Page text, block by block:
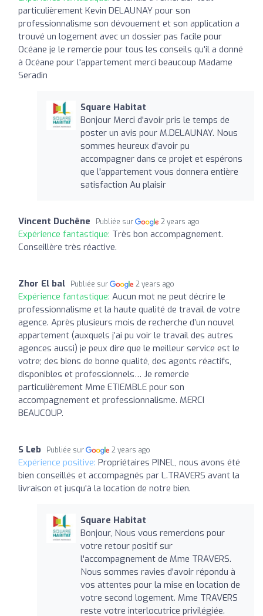
particulièrement Kevin DELAUNAY pour son
professionnalisme son dévouement et son application a
trouvé un logement avec un dossier pas facile pour
Océane je le remercie pour tous les conseils qu'il a donné
à Océane pour l'appartement merci beaucoup Madame
Seradin
Square Habitat
Bonjour Merci d'avoir pris le temps de
poster un avis pour M.DELAUNAY. Nous
sommes heureux d'avoir pu
accompagner dans ce projet et espérons
que l'appartement vous donnera entière
satisfaction Au plaisir
Vincent Duchêne Publiée sur 2 years ago
Expérience fantastique: Très bon accompagnement.
Conseillère très réactive.
Zhor El bal Publiée sur 2 years ago
Expérience fantastique: Aucun mot ne peut décrire le
professionnalisme et la haute qualité de travail de votre
agence. Après plusieurs mois de recherche d’un nouvel
appartement (auxquels j’ai pu voir le travail des autres
agences aussi) je peux dire que le meilleur service est le
votre; des biens de bonne qualité, des agents réactifs,
disponibles et professionnels… Je remercie
particulièrement Mme ETIEMBLE pour son
accompagnement et professionnalisme. MERCI
BEAUCOUP.
S Leb Publiée sur 2 years ago
Expérience positive: Propriétaires PINEL, nous avons été
bien conseillés et accompagnés par L.TRAVERS avant la
livraison et jusqu'à la location de notre bien.
Square Habitat
Bonjour, Nous vous remercions pour
votre retour positif sur
l'accompagnement de Mme TRAVERS.
Nous sommes ravies d'avoir répondu à
vos attentes pour la mise en location de
votre second logement. Mme TRAVERS
reste votre interlocutrice privilégiée.